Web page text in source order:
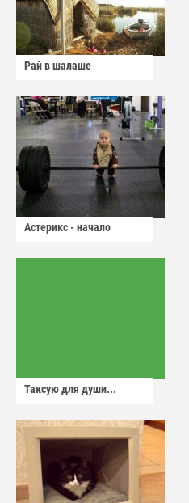
Рай в шалаше
Астерикс - начало
Таксую для души...